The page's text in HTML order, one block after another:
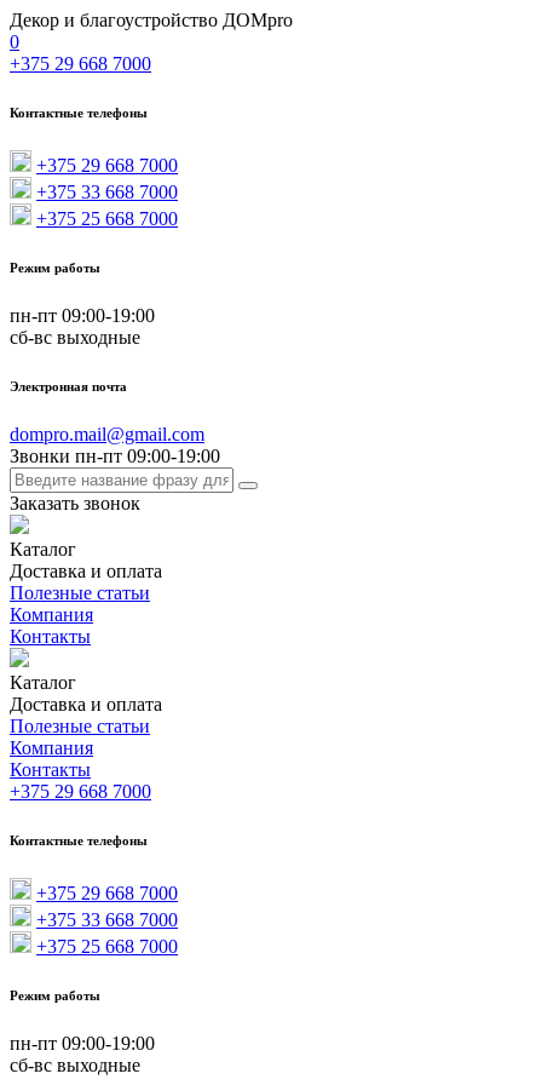
Декор и благоустройство ДОМpro
0
+375 29 668 7000
Контактные телефоны
+375 29 668 7000
+375 33 668 7000
+375 25 668 7000
Режим работы
пн-пт 09:00-19:00
сб-вс выходные
Электронная почта
dompro.mail@gmail.com
Звонки пн-пт 09:00-19:00
Заказать звонок
Каталог
Вазоны
Цветочницы бетонные
Большие цветочницы
Круглые цветочницы
Квадратные цветочницы
Прямоугольные цветочницы
Вазоны пластиковые
Вазоны круглые
Вазоны квадратные
Вазоны прямоугольные
МАФы
Урны для мусора
Урны бетонные
Урны пластиковые
Вставки в урну оцинкованные
Скамейки
Плитка тротуарная
Плитка тротуарная вибропрессованная
Доставка и оплата
Доставка Самовывоз
Полезные статьи
Компания
Контакты
Каталог
Вазоны
Цветочницы бетонные
Большие цветочницы
Круглые цветочницы
Прямоугольные цветочницы
Вазоны круглые
Вазоны квадратные
Вазоны прямоугольные
Вазоны подвесные
Урны бетонные
Урны пластиковые
Вставки в урну оцинкованные
Доставка и оплата
Доставка Самовывоз
Полезные статьи
Компания
Контакты
+375 29 668 7000
Контактные телефоны
+375 29 668 7000
+375 33 668 7000
+375 25 668 7000
Режим работы
пн-пт 09:00-19:00
сб-вс выходные